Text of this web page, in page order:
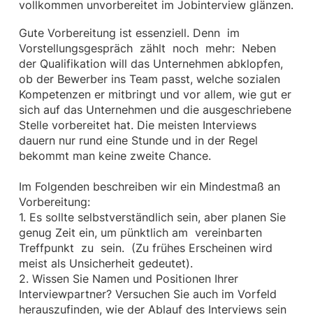
vollkommen unvorbereitet im Jobinterview glänzen.
Gute Vorbereitung ist essenziell. Denn im
Vorstellungsgespräch zählt noch mehr: Neben
der Qualifikation will das Unternehmen abklopfen,
ob der Bewerber ins Team passt, welche sozialen
Kompetenzen er mitbringt und vor allem, wie gut er
sich auf das Unternehmen und die ausgeschriebene
Stelle vorbereitet hat. Die meisten Interviews
dauern nur rund eine Stunde und in der Regel
bekommt man keine zweite Chance.
Im Folgenden beschreiben wir ein Mindestmaß an
Vorbereitung:
1. Es sollte selbstverständlich sein, aber planen Sie
genug Zeit ein, um pünktlich am vereinbarten
Treffpunkt zu sein. (Zu frühes Erscheinen wird
meist als Unsicherheit gedeutet).
2. Wissen Sie Namen und Positionen Ihrer
Interviewpartner? Versuchen Sie auch im Vorfeld
herauszufinden, wie der Ablauf des Interviews sein